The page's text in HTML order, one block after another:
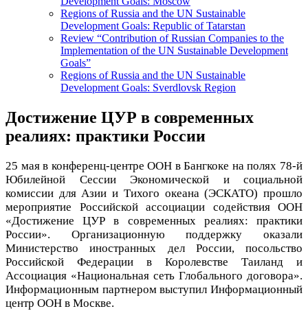
Regions of Russia and the UN Sustainable
Development Goals: Republic of Tatarstan
Review “Contribution of Russian Companies to the
Implementation of the UN Sustainable Development
Goals”
Regions of Russia and the UN Sustainable
Development Goals: Sverdlovsk Region
Достижение ЦУР в современных
реалиях: практики России
25 мая в конференц-центре ООН в Бангкоке на полях 78-й
Юбилейной Сессии Экономической и социальной
комиссии для Азии и Тихого океана (ЭСКАТО) прошло
мероприятие Российской ассоциации содействия ООН
«Достижение ЦУР в современных реалиях: практики
России». Организационную поддержку оказали
Министерство иностранных дел России, посольство
Российской Федерации в Королевстве Таиланд и
Ассоциация «Национальная сеть Глобального договора».
Информационным партнером выступил Информационный
центр ООН в Москве.